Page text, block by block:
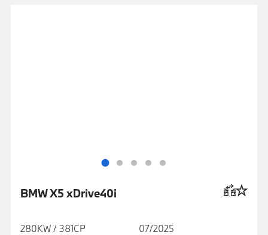
BMW X5 xDrive40i
280KW / 381CP
07/2025